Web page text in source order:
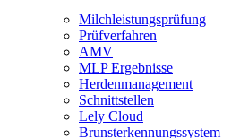
Milchleistungsprüfung
Prüfverfahren
AMV
MLP Ergebnisse
Herdenmanagement
Schnittstellen
Lely Cloud
Brunsterkennungssystem